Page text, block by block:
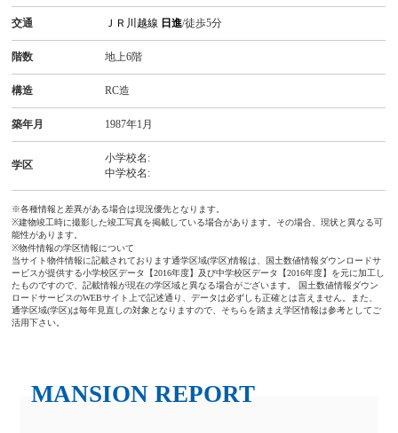
交通 ＪＲ川越線 日進/徒歩5分
階数 地上6階
構造 RC造
築年月 1987年1月
学区
小学校名:
中学校名:
※各種情報と差異がある場合は現況優先となります。
※建物竣工時に撮影した竣工写真を掲載している場合があります。その場合、現状と異なる可
能性があります。
※物件情報の学区情報について
当サイト物件情報に記載されております通学区域(学区)情報は、国土数値情報ダウンロードサ
ービスが提供する小学校区データ【2016年度】及び中学校区データ【2016年度】を元に加工し
たものですので、記載情報が現在の学区域と異なる場合がございます。 国土数値情報ダウン
ロードサービスのWEBサイト上で記述通り、データは必ずしも正確とは言えません。また、
通学区域(学区)は毎年見直しの対象となりますので、そちらを踏まえ学区情報は参考としてご
活用下さい。